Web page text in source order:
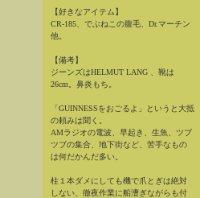
【好きなアイテム】
CR-185、でぶねこの腹毛、Dr.マーチン
他。
【備考】
ジーンズはHELMUT LANG 、靴は
26cm。鼻炎もち。
「GUINNESSをおごるよ」というと大抵
の頼みは聞く。
AMラジオの電波、早起き、生魚、ツブ
ツブの集合、地下街など、苦手なもの
は何だかんだ多い。
柱１本ダメにしても機で爪とぎは絶対
しない、徹夜作業に船漕ぎながらも付